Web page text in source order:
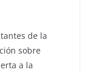
de la
sobre
a la